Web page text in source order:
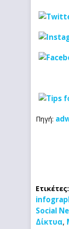
Πηγή:
Ετικέτες:
Social
Δίκτυα,